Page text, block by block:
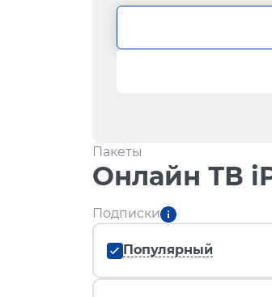
Пакеты
Онлайн ТВ
Подписки
Популярный